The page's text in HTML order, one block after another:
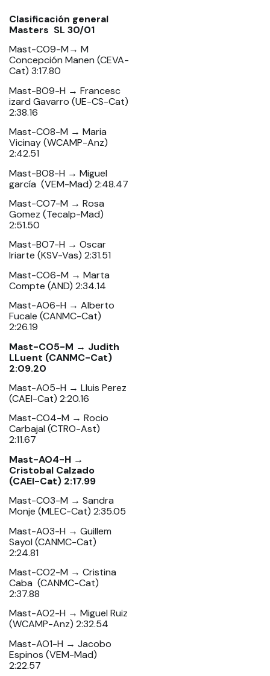
Clasificación general
Masters SL 30/01
Mast-CO9-M→ M
Concepción Manen (CEVA-
Cat) 3:17.80
Mast-BO9-H → Francesc
izard Gavarro (UE-CS-Cat)
2:38.16
Mast-CO8-M → Maria
Vicinay (WCAMP-Anz)
2:42.51
Mast-BO8-H → Miguel
garcía (VEM-Mad) 2:48.47
Mast-CO7-M → Rosa
Gomez (Tecalp-Mad)
2:51.50
Mast-BO7-H → Oscar
Iriarte (KSV-Vas) 2:31.51
Mast-CO6-M → Marta
Compte (AND) 2:34.14
Mast-AO6-H → Alberto
Fucale (CANMC-Cat)
2:26.19
Mast-CO5-M → Judith
LLuent (CANMC-Cat)
2:09.20
Mast-AO5-H → Lluis Perez
(CAEI-Cat) 2:20.16
Mast-CO4-M → Rocio
Carbajal (CTRO-Ast)
2:11.67
Mast-AO4-H →
Cristobal Calzado
(CAEI-Cat) 2:17.99
Mast-CO3-M → Sandra
Monje (MLEC-Cat) 2:35.05
Mast-AO3-H → Guillem
Sayol (CANMC-Cat)
2:24.81
Mast-CO2-M → Cristina
Caba (CANMC-Cat)
2:37.88
Mast-AO2-H → Miguel Ruiz
(WCAMP-Anz) 2:32.54
Mast-AO1-H → Jacobo
Espinos (VEM-Mad)
2:22.57